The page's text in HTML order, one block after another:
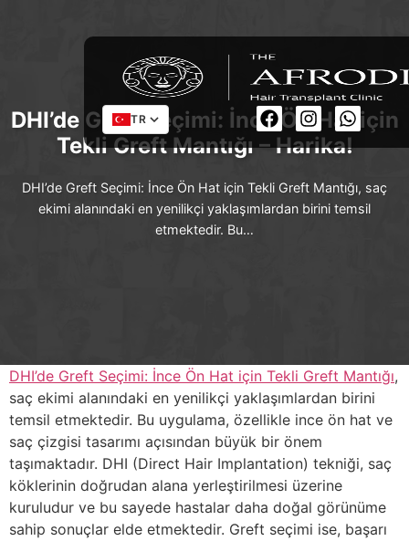
TR
DHI’de Greft Seçimi: İnce Ön Hat için
Tekli Greft Mantığı – Harika!
DHI’de Greft Seçimi: İnce Ön Hat için Tekli Greft Mantığı, saç
ekimi alanındaki en yenilikçi yaklaşımlardan birini temsil
etmektedir. Bu…
DHI’de Greft Seçimi: İnce Ön Hat için Tekli Greft Mantığı,
saç ekimi alanındaki en yenilikçi yaklaşımlardan birini
temsil etmektedir. Bu uygulama, özellikle ince ön hat ve
saç çizgisi tasarımı açısından büyük bir önem
taşımaktadır. DHI (Direct Hair Implantation) tekniği, saç
köklerinin doğrudan alana yerleştirilmesi üzerine
kuruludur ve bu sayede hastalar daha doğal görünüme
sahip sonuçlar elde etmektedir. Greft seçimi ise, başarı